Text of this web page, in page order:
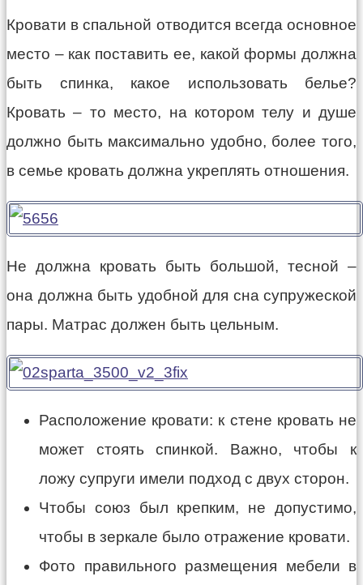
Кровати в спальной отводится всегда основное
место – как поставить ее, какой формы должна
быть спинка, какое использовать белье?
Кровать – то место, на котором телу и душе
должно быть максимально удобно, более того,
в семье кровать должна укреплять отношения.
Не должна кровать быть большой, тесной –
она должна быть удобной для сна супружеской
пары. Матрас должен быть цельным.
Расположение кровати: к стене кровать не
может стоять спинкой. Важно, чтобы к
ложу супруги имели подход с двух сторон.
Чтобы союз был крепким, не допустимо,
чтобы в зеркале было отражение кровати.
Фото правильного размещения мебели в